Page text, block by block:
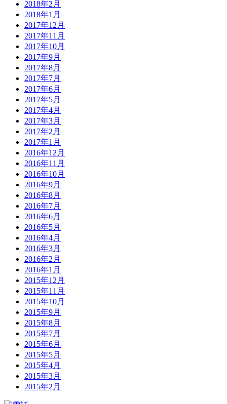
2018年2月
2018年1月
2017年12月
2017年11月
2017年10月
2017年9月
2017年8月
2017年7月
2017年6月
2017年5月
2017年4月
2017年3月
2017年2月
2017年1月
2016年12月
2016年11月
2016年10月
2016年9月
2016年8月
2016年7月
2016年6月
2016年5月
2016年4月
2016年3月
2016年2月
2016年1月
2015年12月
2015年11月
2015年10月
2015年9月
2015年8月
2015年7月
2015年6月
2015年5月
2015年4月
2015年3月
2015年2月